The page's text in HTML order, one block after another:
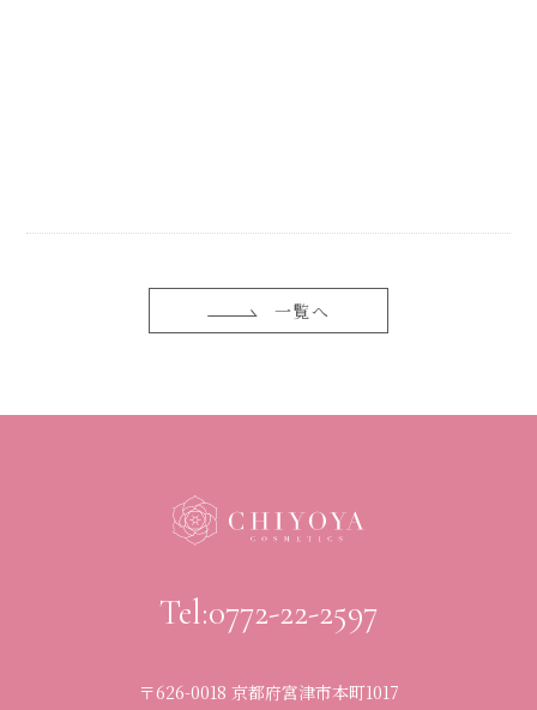
一覧へ
Tel:0772-22-2597
〒626-0018 京都府宮津市本町1017